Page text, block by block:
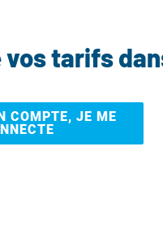
tarifs
COMPTE, JE ME